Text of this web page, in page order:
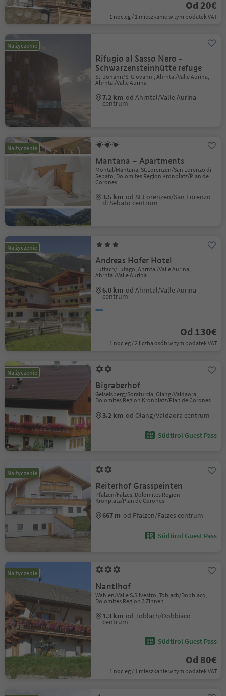
Od 20€
1 nocleg / 1 mieszkanie w tym podatek VAT
Na życzenie
Rifugio al Sasso Nero -
Schwarzensteinhütte refuge
St. Johann/S. Giovanni, Ahrntal/Valle Aurina,
Ahrntal/Valle Aurina
7.2 km od Ahrntal/Valle Aurina
centrum
Na życzenie
Mantana – Apartments
Montal/Mantana, St.Lorenzen/San Lorenzo di
Sebato, Dolomites Region Kronplatz/Plan de
Corones
3.5 km od St.Lorenzen/San Lorenzo
di Sebato centrum
Na życzenie
Andreas Hofer Hotel
Luttach/Lutago, Ahrntal/Valle Aurina,
Ahrntal/Valle Aurina
6.0 km od Ahrntal/Valle Aurina
centrum
Od 130€
1 nocleg / 2 liczba osób w tym podatek VAT
Na życzenie
Bigraberhof
Geiselsberg/Sorafurcia, Olang/Valdaora,
Dolomites Region Kronplatz/Plan de Corones
3.2 km od Olang/Valdaora centrum
Südtirol Guest Pass
Na życzenie
Reiterhof Grasspeinten
Pfalzen/Falzes, Dolomites Region
Kronplatz/Plan de Corones
667 m od Pfalzen/Falzes centrum
Südtirol Guest Pass
Na życzenie
Nantlhof
Wahlen/Valle S.Silvestro, Toblach/Dobbiaco,
Dolomites Region 3 Zinnen
1.3 km od Toblach/Dobbiaco
centrum
Südtirol Guest Pass
Od 80€
1 nocleg / 1 mieszkanie w tym podatek VAT